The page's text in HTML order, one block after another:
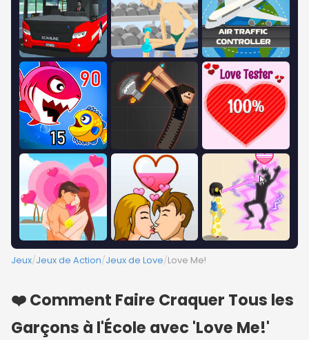
Jeux/Jeux de Action/Jeux de Love/Love Me!
❤️ Comment Faire Craquer Tous les
Garçons à l'École avec 'Love Me!'